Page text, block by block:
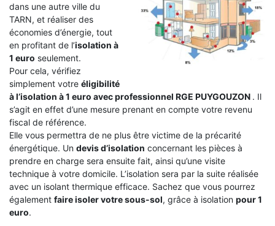
dans une autre ville du
TARN, et réaliser des
économies d’énergie, tout
en profitant de l’isolation à
1 euro seulement.
Pour cela, vérifiez
simplement votre éligibilité
à l’isolation à 1 euro avec professionnel RGE PUYGOUZON . Il
s’agit en effet d’une mesure prenant en compte votre revenu
fiscal de référence.
Elle vous permettra de ne plus être victime de la précarité
énergétique. Un devis d’isolation concernant les pièces à
prendre en charge sera ensuite fait, ainsi qu’une visite
technique à votre domicile. L’isolation sera par la suite réalisée
avec un isolant thermique efficace. Sachez que vous pourrez
également faire isoler votre sous-sol, grâce à isolation pour 1
euro.